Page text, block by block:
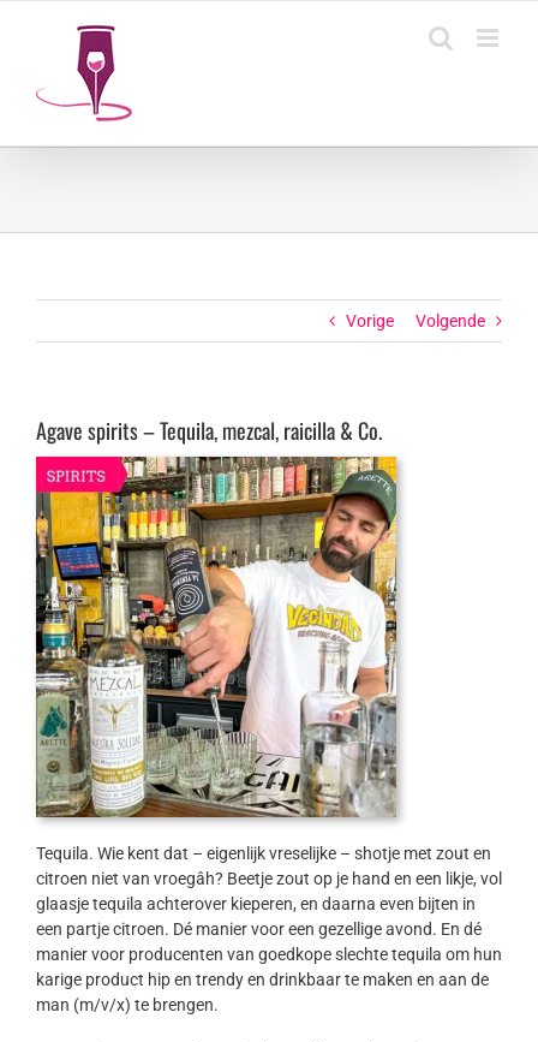
Vorige Volgende
Agave spirits – Tequila, mezcal, raicilla & Co.
Tequila. Wie kent dat – eigenlijk vreselijke – shotje met zout en
citroen niet van vroegâh? Beetje zout op je hand en een likje, vol
glaasje tequila achterover kieperen, en daarna even bijten in
een partje citroen. Dé manier voor een gezellige avond. En dé
manier voor producenten van goedkope slechte tequila om hun
karige product hip en trendy en drinkbaar te maken en aan de
man (m/v/x) te brengen.